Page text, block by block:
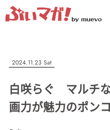
記事を検索する
“推しへの応援を形に
2024.11.23 Sat
白咲らぐ マルチ
画力が魅力のポン